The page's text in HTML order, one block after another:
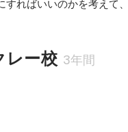
ればいいのかを考えて、
レー校 3年間